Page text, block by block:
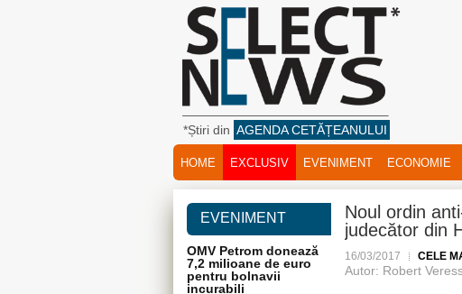
*Știri din AGENDA CETĂȚEANULUI
HOME EXCLUSIV EVENIMENT ECONOMIE
Noul ordin
judecător din
16/03/2017 CELE
Autor: Robert
EVENIMENT
OMV Petrom donează
7,2 milioane de euro
pentru bolnavii
incurabili